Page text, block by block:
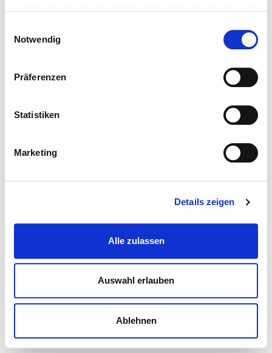
Notwendig
Präferenzen
Statistiken
Marketing
Details zeigen
Alle zulassen
Auswahl erlauben
Ablehnen